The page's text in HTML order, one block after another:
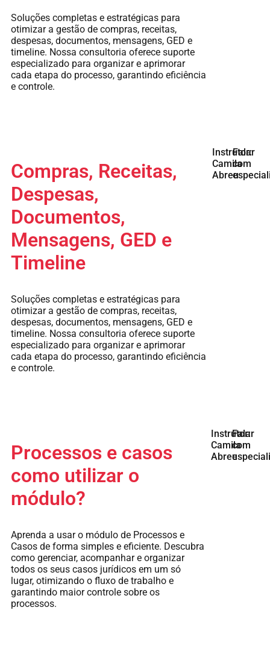
Soluções completas e estratégicas para
otimizar a gestão de compras, receitas,
despesas, documentos, mensagens, GED e
timeline. Nossa consultoria oferece suporte
especializado para organizar e aprimorar
cada etapa do processo, garantindo eficiência
e controle.
Compras, Receitas,
Despesas,
Documentos,
Mensagens, GED e
Timeline
Soluções completas e estratégicas para
otimizar a gestão de compras, receitas,
despesas, documentos, mensagens, GED e
timeline. Nossa consultoria oferece suporte
especializado para organizar e aprimorar
cada etapa do processo, garantindo eficiência
e controle.
Instrutor:
Camila
Abreu
Falar
com
Processos e casos
como utilizar o
módulo?
Aprenda a usar o módulo de Processos e
Casos de forma simples e eficiente. Descubra
como gerenciar, acompanhar e organizar
todos os seus casos jurídicos em um só
lugar, otimizando o fluxo de trabalho e
garantindo maior controle sobre os
processos.
Instrutor:
Camila
Abreu
Falar
com